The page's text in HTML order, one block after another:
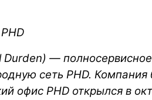
—
сеть PHD. Компания
офис PHD открылся в